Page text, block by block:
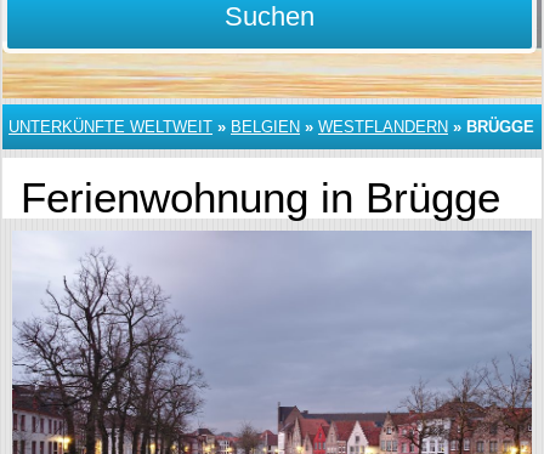
Suchen
UNTERKÜNFTE WELTWEIT » BELGIEN » WESTFLANDERN » BRÜGGE
Ferienwohnung in Brügge